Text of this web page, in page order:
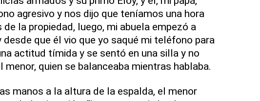
agresivo y nos dijo que teníamos una hora
de la propiedad, luego, mi abuela empezó a
desde que él vio que yo saqué mi teléfono para
actitud tímida y se sentó en una silla y no
menor, quien se balanceaba mientras hablaba.
manos a la altura de la espalda, el menor